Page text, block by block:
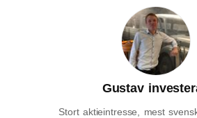
Gustav
Stort aktieintresse, mest